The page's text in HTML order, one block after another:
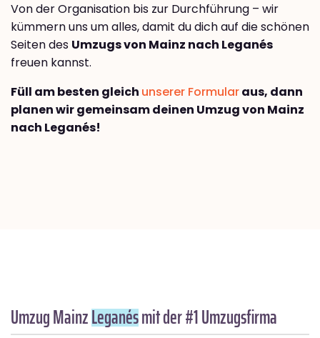
Von der Organisation bis zur Durchführung – wir
kümmern uns um alles, damit du dich auf die schönen
Seiten des Umzugs von Mainz nach Leganés
freuen kannst.
Füll am besten gleich unserer Formularaus, dann
planen wir gemeinsam deinen Umzug von Mainz
nach Leganés!
Umzug MainzLeganésmit der #1 Umzugsfirma